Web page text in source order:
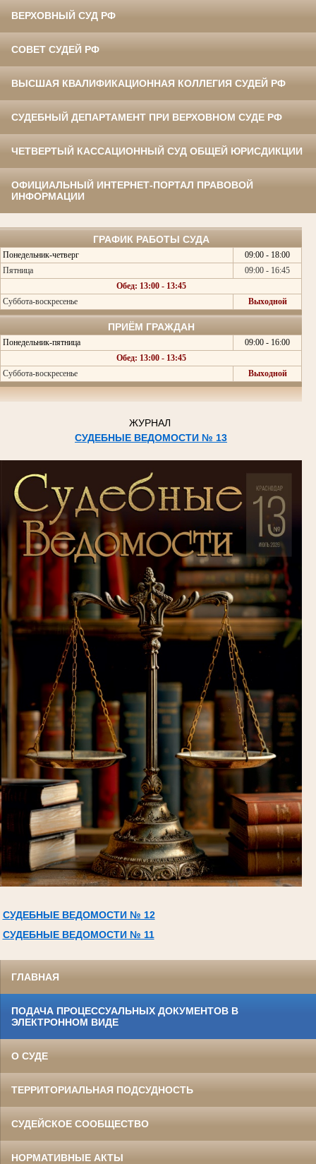
ВЕРХОВНЫЙ СУД РФ
СОВЕТ СУДЕЙ РФ
ВЫСШАЯ КВАЛИФИКАЦИОННАЯ КОЛЛЕГИЯ СУДЕЙ РФ
СУДЕБНЫЙ ДЕПАРТАМЕНТ ПРИ ВЕРХОВНОМ СУДЕ РФ
ЧЕТВЕРТЫЙ КАССАЦИОННЫЙ СУД ОБЩЕЙ ЮРИСДИКЦИИ
ОФИЦИАЛЬНЫЙ ИНТЕРНЕТ-ПОРТАЛ ПРАВОВОЙ
ИНФОРМАЦИИ
ГРАФИК РАБОТЫ СУДА
Понедельник-четверг
09:00 - 18:00
Пятница
09:00 - 16:45
Обед: 13:00 - 13:45
Суббота-воскресенье
Выходной
ПРИЁМ ГРАЖДАН
Понедельник-пятница
09:00 - 16:00
Обед: 13:00 - 13:45
Суббота-воскресенье
Выходной
ЖУРНАЛ
СУДЕБНЫЕ ВЕДОМОСТИ № 13
СУДЕБНЫЕ ВЕДОМОСТИ № 12
СУДЕБНЫЕ ВЕДОМОСТИ № 11
ГЛАВНАЯ
ПОДАЧА ПРОЦЕССУАЛЬНЫХ ДОКУМЕНТОВ В
ЭЛЕКТРОННОМ ВИДЕ
О СУДЕ
ТЕРРИТОРИАЛЬНАЯ ПОДСУДНОСТЬ
СУДЕЙСКОЕ СООБЩЕСТВО
НОРМАТИВНЫЕ АКТЫ